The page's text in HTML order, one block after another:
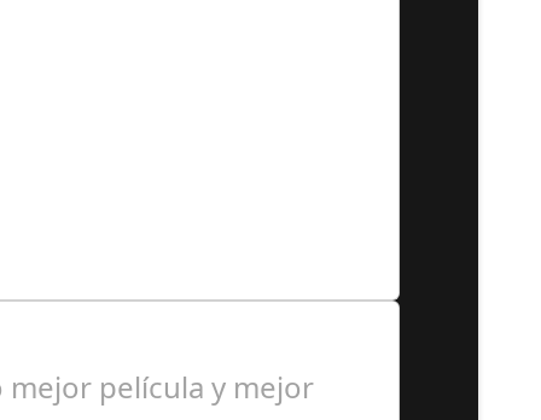
mejor película y mejor